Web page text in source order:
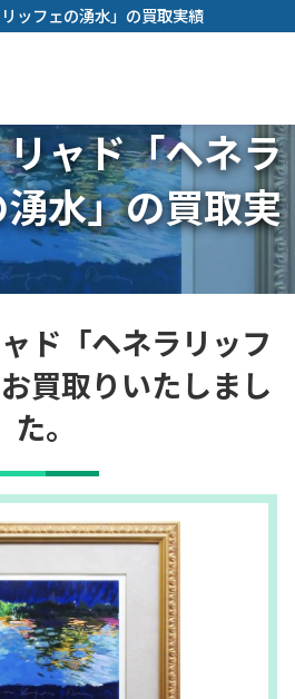
内
容
キ
ッ
プ
ッフェの湧水」の買取実績
ャド「ヘネラ
水」の買取実
ド「ヘネラリッフ
買取りいたしまし
た。